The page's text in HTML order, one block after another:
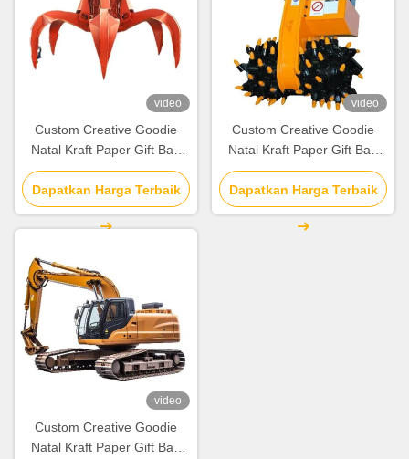
video
Custom Creative Goodie
Natal Kraft Paper Gift Bag
dengan Logo Anda sendiri
untuk pesta dekoratif Natal
Dapatkan Harga Terbaik
video
Custom Creative Goodie
Natal Kraft Paper Gift Bag
dengan Logo Anda sendiri
untuk pesta dekoratif Natal
Dapatkan Harga Terbaik
video
Custom Creative Goodie
Natal Kraft Paper Gift Bag